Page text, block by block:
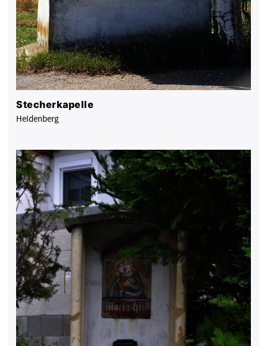
Stecherkapelle
Heldenberg